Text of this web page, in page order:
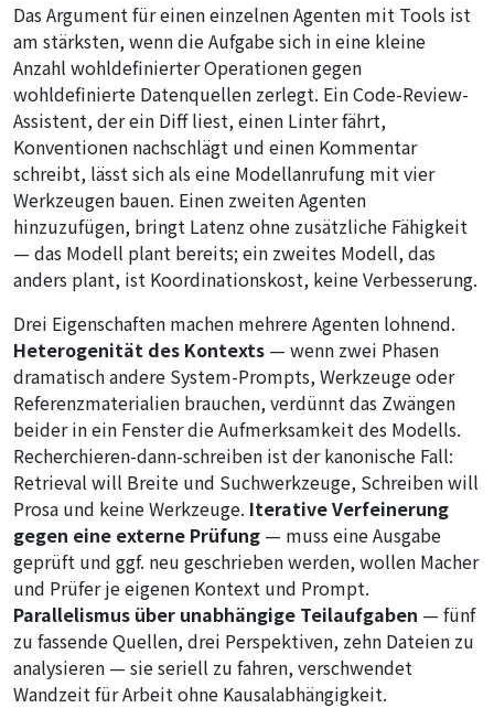
Das Argument für einen einzelnen Agenten mit Tools ist
am stärksten, wenn die Aufgabe sich in eine kleine
Anzahl wohldefinierter Operationen gegen
wohldefinierte Datenquellen zerlegt. Ein Code-Review-
Assistent, der ein Diff liest, einen Linter fährt,
Konventionen nachschlägt und einen Kommentar
schreibt, lässt sich als eine Modellanrufung mit vier
Werkzeugen bauen. Einen zweiten Agenten
hinzuzufügen, bringt Latenz ohne zusätzliche Fähigkeit
— das Modell plant bereits; ein zweites Modell, das
anders plant, ist Koordinationskost, keine Verbesserung.
Drei Eigenschaften machen mehrere Agenten lohnend.
Heterogenität des Kontexts — wenn zwei Phasen
dramatisch andere System-Prompts, Werkzeuge oder
Referenzmaterialien brauchen, verdünnt das Zwängen
beider in ein Fenster die Aufmerksamkeit des Modells.
Recherchieren-dann-schreiben ist der kanonische Fall:
Retrieval will Breite und Suchwerkzeuge, Schreiben will
Prosa und keine Werkzeuge. Iterative Verfeinerung
gegen eine externe Prüfung — muss eine Ausgabe
geprüft und ggf. neu geschrieben werden, wollen Macher
und Prüfer je eigenen Kontext und Prompt.
Parallelismus über unabhängige Teilaufgaben — fünf
zu fassende Quellen, drei Perspektiven, zehn Dateien zu
analysieren — sie seriell zu fahren, verschwendet
Wandzeit für Arbeit ohne Kausalabhängigkeit.